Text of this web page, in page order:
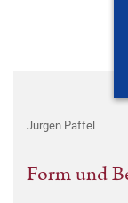
Jürgen Paffel
Form und